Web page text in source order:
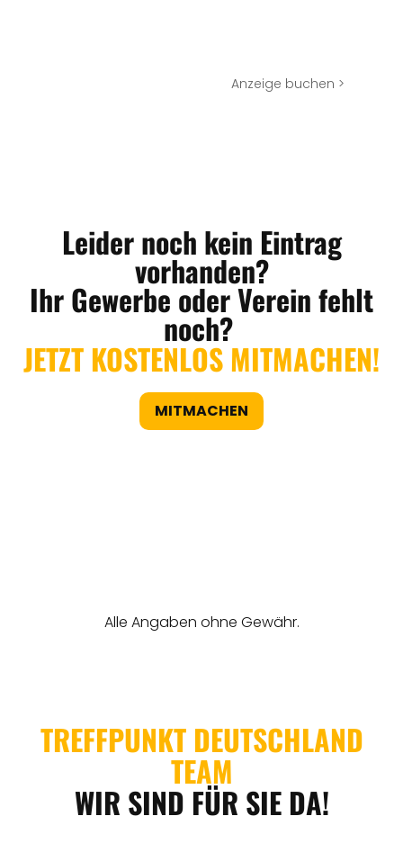
Anzeige buchen >
Leider noch kein Eintrag
vorhanden?
Ihr Gewerbe oder Verein fehlt
noch?
JETZT KOSTENLOS MITMACHEN!
MITMACHEN